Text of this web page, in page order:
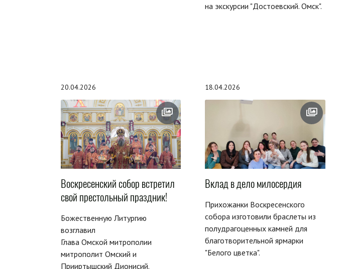
на экскурсии "Достоевский. Омск".
20.04.2026
Воскресенский собор встретил
свой престольный праздник!
Божественную Литургию
возглавил
Глава Омской митрополии
митрополит Омский и
Прииртышский Дионисий.
18.04.2026
Вклад в дело милосердия
Прихожанки Воскресенского
собора изготовили браслеты из
полудрагоценных камней для
благотворительной ярмарки
"Белого цветка".